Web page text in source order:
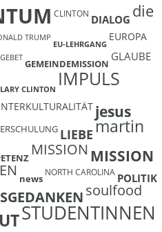
CLINTON DIALOG die
TRUMP
EU-LEHRGANG
EUROPA
GEBET GEMEINDEMISSION
GLAUBE
CLINTON IMPULS
jesus
LIEBEmartin
MISSION MISSION
news
NORTH CAROLINA POLITIK
soulfood
STUDENTINNEN